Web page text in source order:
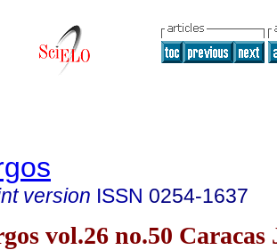
version ISSN 0254-1637
vol.26 no.50 Caracas